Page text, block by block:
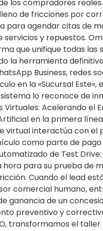
los compradores
de fricciones por
para agendar citas de
y repuestos.
que unifique todas
la herramienta
Business, redes
en la «Sucursal Este»,
lo reconoce de
Acelerando el
en la primera
virtual interactúa con
como parte de
de Test
para su prueba de
Cuando el lead
comercial humano,
ganancia de un
preventivo y
transformamos el